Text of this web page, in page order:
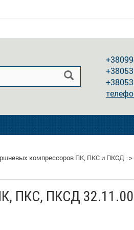
компрессоров ПК, ПКС и ПКСД >
ПКС, ПКСД